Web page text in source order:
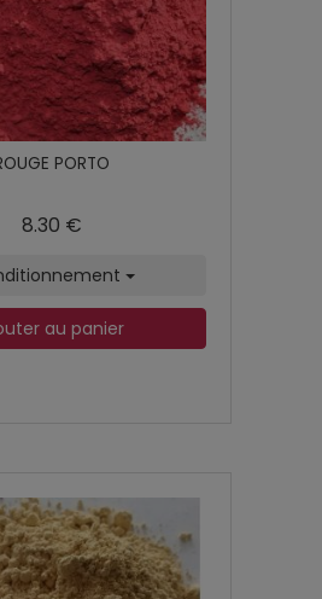
PORTO
8.30 €
au panier